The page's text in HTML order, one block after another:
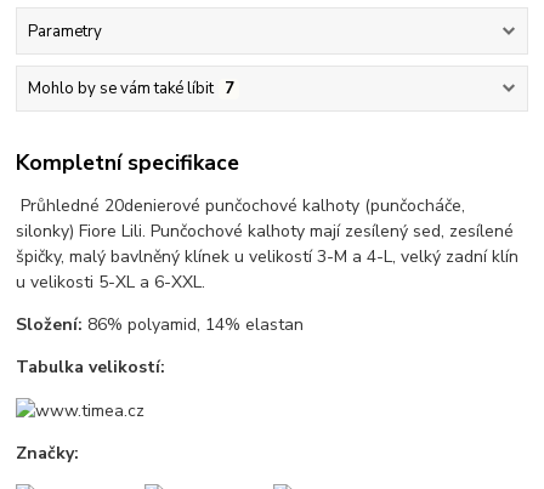
Parametry
Mohlo by se vám také líbit 7
Kompletní specifikace
Průhledné 20denierové punčochové kalhoty (punčocháče,
silonky) Fiore Lili. Punčochové kalhoty mají zesílený sed, zesílené
špičky, malý bavlněný klínek u velikostí 3-M a 4-L, velký zadní klín
u velikosti 5-XL a 6-XXL.
Složení: 86% polyamid, 14% elastan
Tabulka velikostí:
Značky: